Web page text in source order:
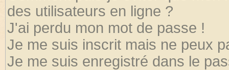
des utilisateurs en ligne ?
J'ai perdu mon mot de passe !
Je me suis inscrit mais ne peux
Je me suis enregistré dans le